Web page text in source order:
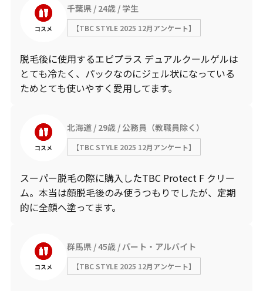
コスメ
千葉県 24歳 学生
【TBC STYLE 2025 12月アンケート】
脱毛後に使用するエピプラス デュアルクールゲルは
とても冷たく、パックなのにジェル状になっている
ためとても使いやすく愛用してます。
コスメ
北海道 29歳 公務員（教職員除く）
【TBC STYLE 2025 12月アンケート】
スーパー脱毛の際に購入したTBC Protect F クリー
ム。本当は顔脱毛後のみ使うつもりでしたが、定期
的に全顔へ塗ってます。
コスメ
群馬県 45歳 パート・アルバイト
【TBC STYLE 2025 12月アンケート】